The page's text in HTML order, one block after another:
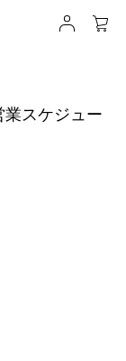
スケジュー